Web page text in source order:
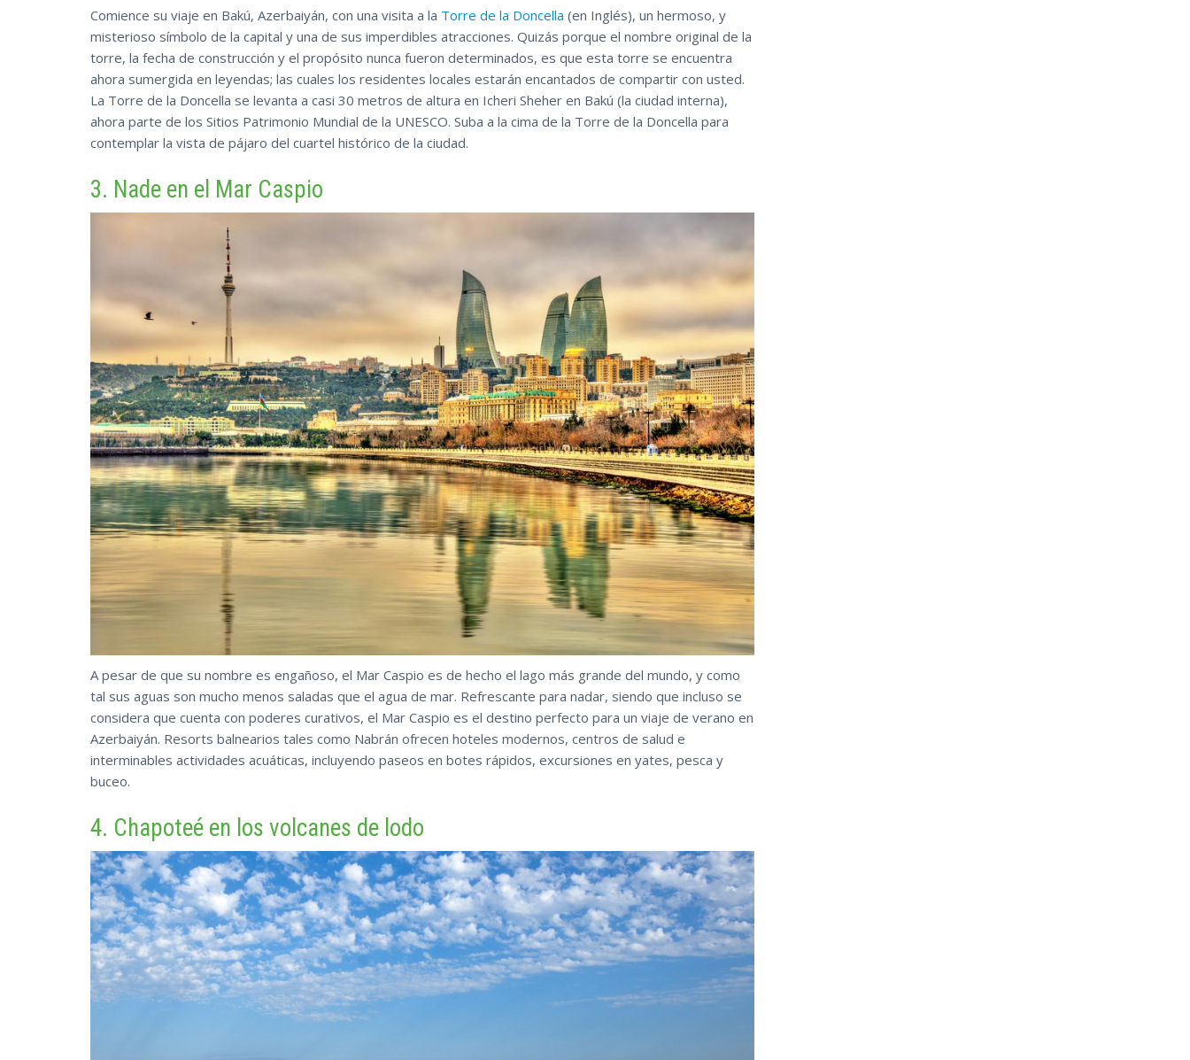
Comience su viaje en Bakú, Azerbaiyán, con una visita a la Torre de la Doncella (en Inglés), un hermoso, y
misterioso símbolo de la capital y una de sus imperdibles atracciones. Quizás porque el nombre original de la
torre, la fecha de construcción y el propósito nunca fueron determinados, es que esta torre se encuentra
ahora sumergida en leyendas; las cuales los residentes locales estarán encantados de compartir con usted.
La Torre de la Doncella se levanta a casi 30 metros de altura en Icheri Sheher en Bakú (la ciudad interna),
ahora parte de los Sitios Patrimonio Mundial de la UNESCO. Suba a la cima de la Torre de la Doncella para
contemplar la vista de pájaro del cuartel histórico de la ciudad.
3. Nade en el Mar Caspio
A pesar de que su nombre es engañoso, el Mar Caspio es de hecho el lago más grande del mundo, y como
tal sus aguas son mucho menos saladas que el agua de mar. Refrescante para nadar, siendo que incluso se
considera que cuenta con poderes curativos, el Mar Caspio es el destino perfecto para un viaje de verano en
Azerbaiyán. Resorts balnearios tales como Nabrán ofrecen hoteles modernos, centros de salud e
interminables actividades acuáticas, incluyendo paseos en botes rápidos, excursiones en yates, pesca y
buceo.
4. Chapoteé en los volcanes de lodo